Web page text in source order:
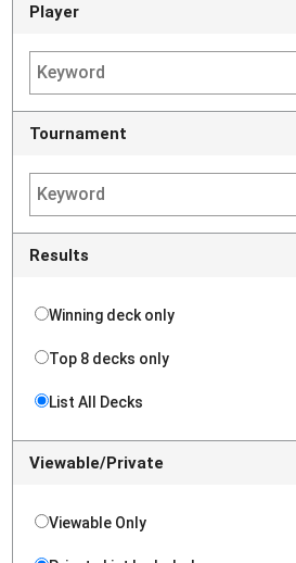
Player
Tournament
Results
Winning deck only
Top 8 decks only
List All Decks
Viewable/Private
Viewable Only